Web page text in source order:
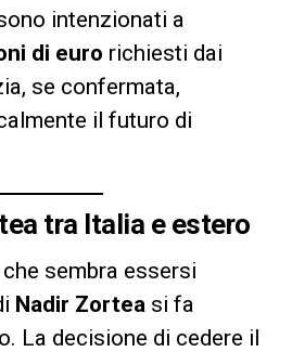
intenzionati a
di euro richiesti dai
se confermata,
il futuro di
tra Italia e estero
che sembra essersi
Nadir Zortea si fa
La decisione di cedere il